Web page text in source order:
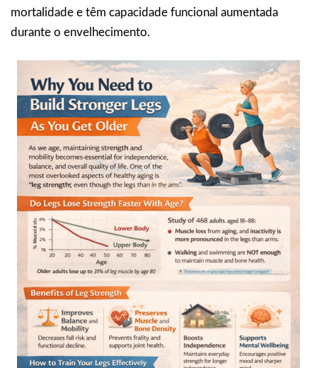
mortalidade e têm capacidade funcional aumentada
durante o envelhecimento.